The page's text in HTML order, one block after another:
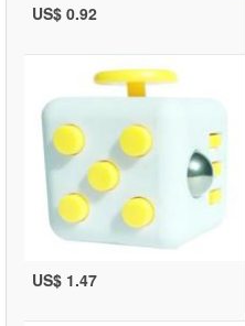
US$ 0.92
US$ 1.47